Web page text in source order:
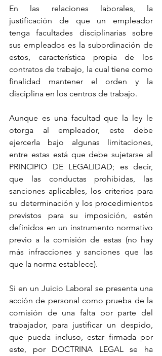
En las relaciones laborales, la
justificación de que un empleador
tenga facultades disciplinarias sobre
sus empleados es la subordinación de
estos, característica propia de los
contratos de trabajo, la cual tiene como
finalidad mantener el orden y la
disciplina en los centros de trabajo.
Aunque es una facultad que la ley le
otorga al empleador, este debe
ejercerla bajo algunas limitaciones,
entre estas está que debe sujetarse al
PRINCIPIO DE LEGALIDAD; es decir,
que las conductas prohibidas, las
sanciones aplicables, los criterios para
su determinación y los procedimientos
previstos para su imposición, estén
definidos en un instrumento normativo
previo a la comisión de estas (no hay
más infracciones y sanciones que las
que la norma establece).
Si en un Juicio Laboral se presenta una
acción de personal como prueba de la
comisión de una falta por parte del
trabajador, para justificar un despido,
que pueda incluso, estar firmada por
este, por DOCTRINA LEGAL se ha